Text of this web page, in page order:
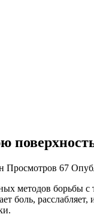
Просмотров 67
методов борьбы
боль,